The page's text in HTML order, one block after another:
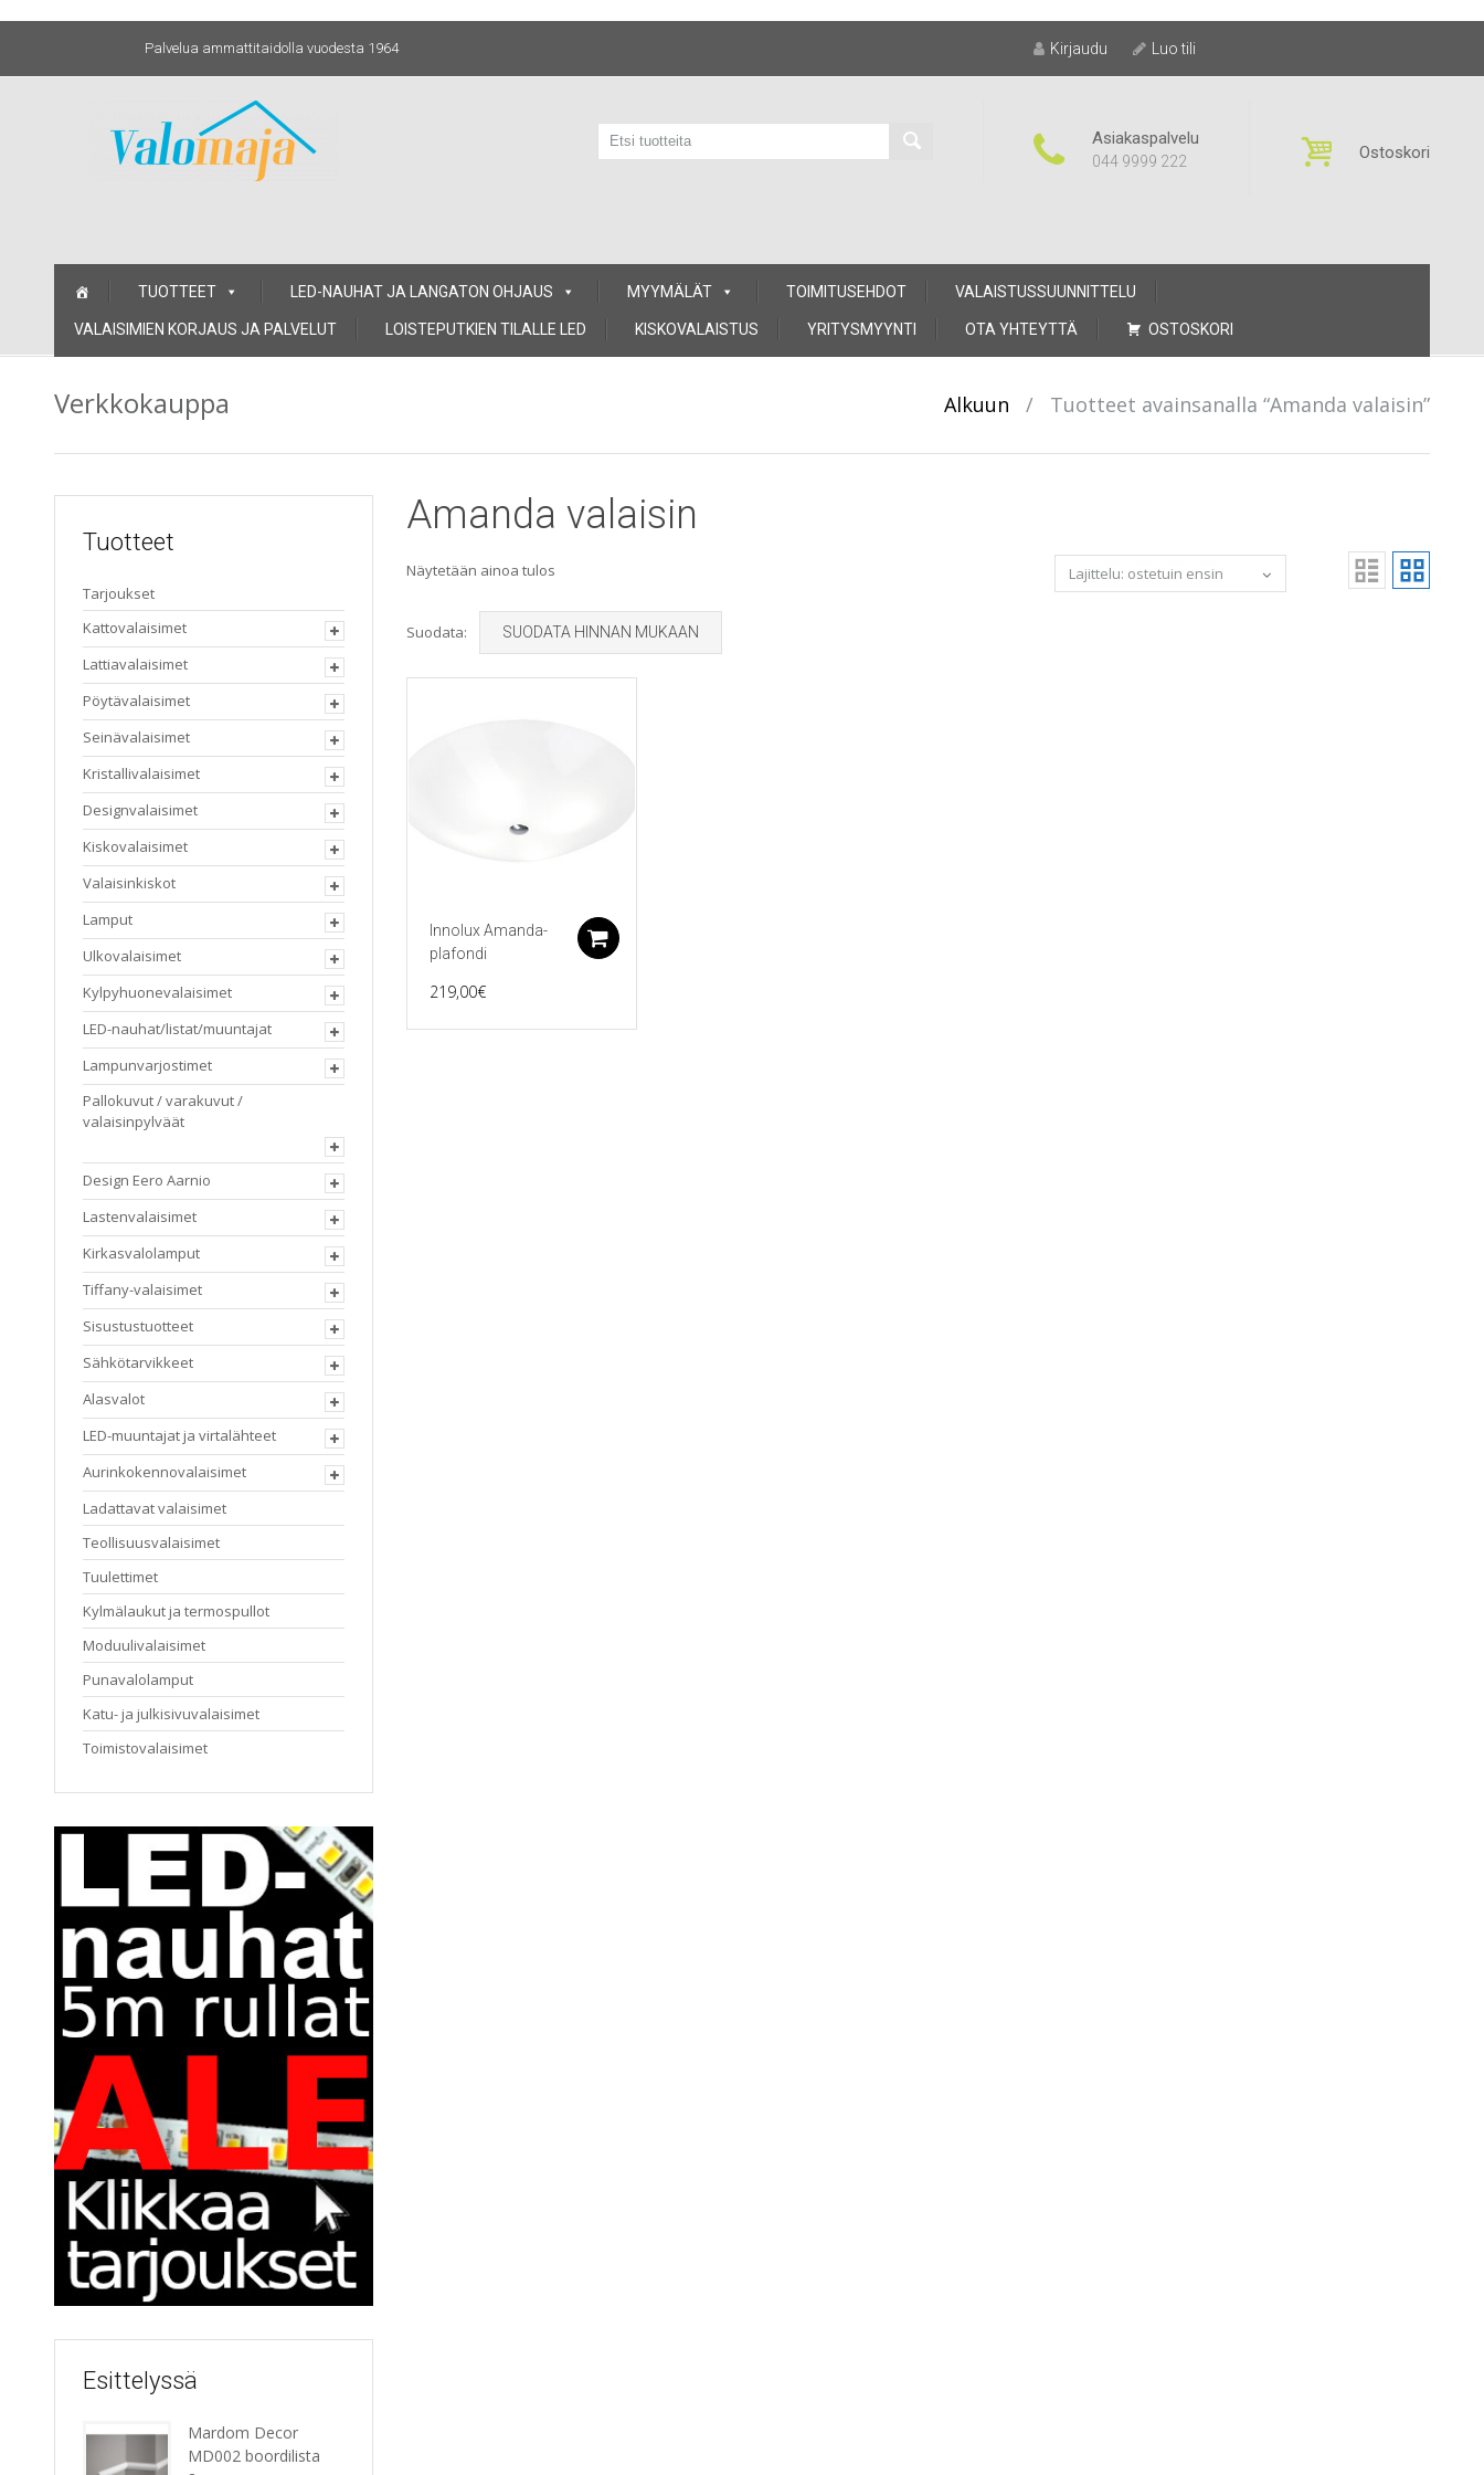
Palvelua ammattitaidolla vuodesta 1964 Kirjaudu Luo tili
Asiakaspalvelu
044 9999 222 Ostoskori
TUOTTEET LED-NAUHAT JA LANGATON OHJAUS MYYMÄLÄT TOIMITUSEHDOT VALAISTUSSUUNNITTELU
VALAISIMIEN KORJAUS JA PALVELUT LOISTEPUTKIEN TILALLE LED KISKOVALAISTUS YRITYSMYYNTI OTA YHTEYTTÄ OSTOSKORI
Verkkokauppa Alkuun / Tuotteet avainsanalla “Amanda valaisin”
Amanda valaisin
Näytetään ainoa tulos
Suodata: SUODATA HINNAN MUKAAN
Innolux Amanda-
plafondi
219,00€
Tuotteet
Tarjoukset
Kattovalaisimet
Lattiavalaisimet
Pöytävalaisimet
Seinävalaisimet
Kristallivalaisimet
Designvalaisimet
Kiskovalaisimet
Valaisinkiskot
Lamput
Ulkovalaisimet
Kylpyhuonevalaisimet
LED-nauhat/listat/muuntajat
Lampunvarjostimet
Pallokuvut / varakuvut /
valaisinpylväät
Design Eero Aarnio
Lastenvalaisimet
Kirkasvalolamput
Tiffany-valaisimet
Sisustustuotteet
Sähkötarvikkeet
Alasvalot
LED-muuntajat ja virtalähteet
Aurinkokennovalaisimet
Ladattavat valaisimet
Teollisuusvalaisimet
Tuulettimet
Kylmälaukut ja termospullot
Moduulivalaisimet
Punavalolamput
Katu- ja julkisivuvalaisimet
Toimistovalaisimet
Esittelyssä
Mardom Decor
MD002 boordilista